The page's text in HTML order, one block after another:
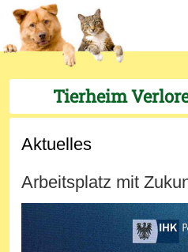
Tierheim
Aktuelles
Arbeitsplatz mit